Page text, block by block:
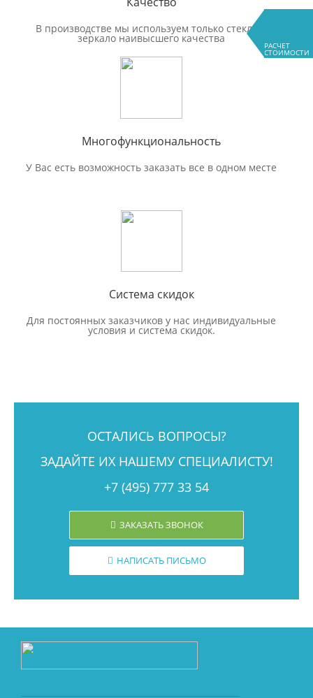
РАСЧЕТ
СТОИМОСТИ
В производстве мы используем только стекло и
зеркало наивысшего качества
Многофункциональность
У Вас есть возможность заказать все в одном месте
Система скидок
Для постоянных заказчиков у нас индивидуальные
условия и система скидок.
ОСТАЛИСЬ ВОПРОСЫ?
ЗАДАЙТЕ ИХ НАШЕМУ СПЕЦИАЛИСТУ!
+7 (495) 777 33 54
ЗАКАЗАТЬ ЗВОНОК
НАПИСАТЬ ПИСЬМО